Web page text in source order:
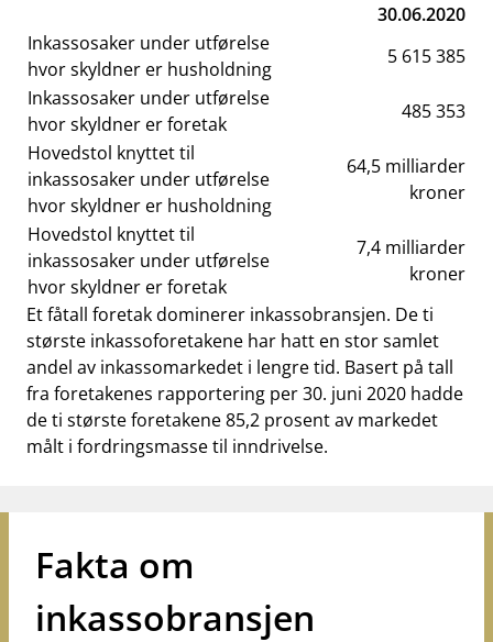
30.06.2020
Inkassosaker under utførelse
hvor skyldner er husholdning
5 615 385
Inkassosaker under utførelse
hvor skyldner er foretak
485 353
Hovedstol knyttet til
inkassosaker under utførelse
hvor skyldner er husholdning
64,5 milliarder
kroner
Hovedstol knyttet til
inkassosaker under utførelse
hvor skyldner er foretak
7,4 milliarder
kroner
Et fåtall foretak dominerer inkassobransjen. De ti
største inkassoforetakene har hatt en stor samlet
andel av inkassomarkedet i lengre tid. Basert på tall
fra foretakenes rapportering per 30. juni 2020 hadde
de ti største foretakene 85,2 prosent av markedet
målt i fordringsmasse til inndrivelse.
Fakta om
inkassobransjen